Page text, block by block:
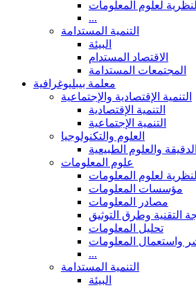
لعلوم المعلومات
...
التنمية المستدامة
البيئة
الاقتصاد المستدام
المجتمعات المستدامة
معلمة بيبليوغرافية
التنمية الإقتصادية والإجتماعية
التنمية الإقتصادية
التنمية الإجتماعية
العلوم والتكنولوجيا
والعلوم الطبيعية
علوم المعلومات
لعلوم المعلومات
مؤسسات المعلومات
مصادر المعلومات
التقنية وطرق التوثيق
تحليل المعلومات
واستعمال المعلومات
...
التنمية المستدامة
البيئة